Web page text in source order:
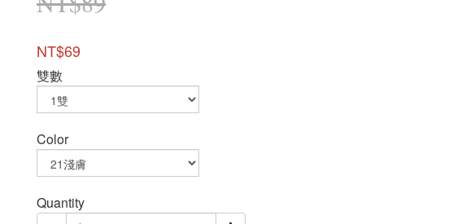
NT$69
雙數
Color
Quantity